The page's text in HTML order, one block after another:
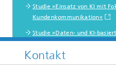
Studie »Einsatz von KI mit
Kundenkommunikation«
Studie »Daten- und KI-
Versicherungsunternehmen«
Kontakt